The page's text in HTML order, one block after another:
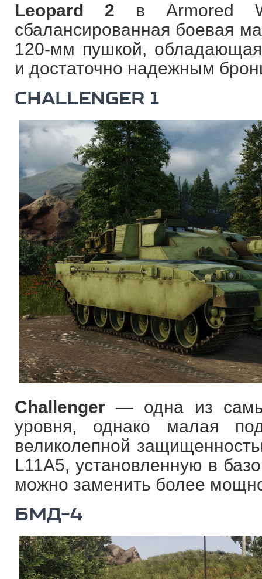
Leopard 2 в Armored
сбалансированная боевая
120-мм пушкой,
и достаточно надежным
CHALLENGER 1
Challenger— одна из
уровня, однако малая
великолепной
L11A5, установленную в
можно заменить более
БМД-4